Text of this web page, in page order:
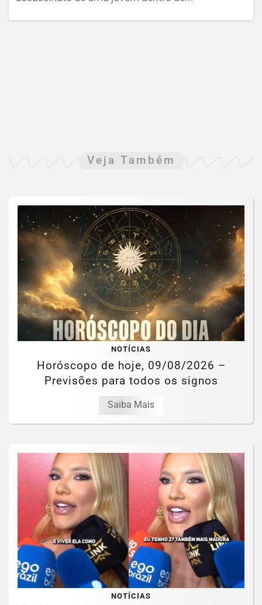
Veja Também
NOTÍCIAS
Horóscopo de hoje, 09/08/2026 –
Previsões para todos os signos
Saiba Mais
NOTÍCIAS